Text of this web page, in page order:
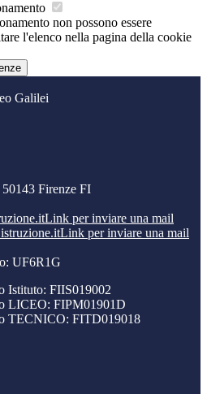
non possono essere
l'elenco nella pagina della cookie
Galilei
Firenze FI
Link per inviare una mail
Link per inviare una mail
UF6R1G
Istituto: FIIS019002
LICEO: FIPM01901D
TECNICO: FITD019018